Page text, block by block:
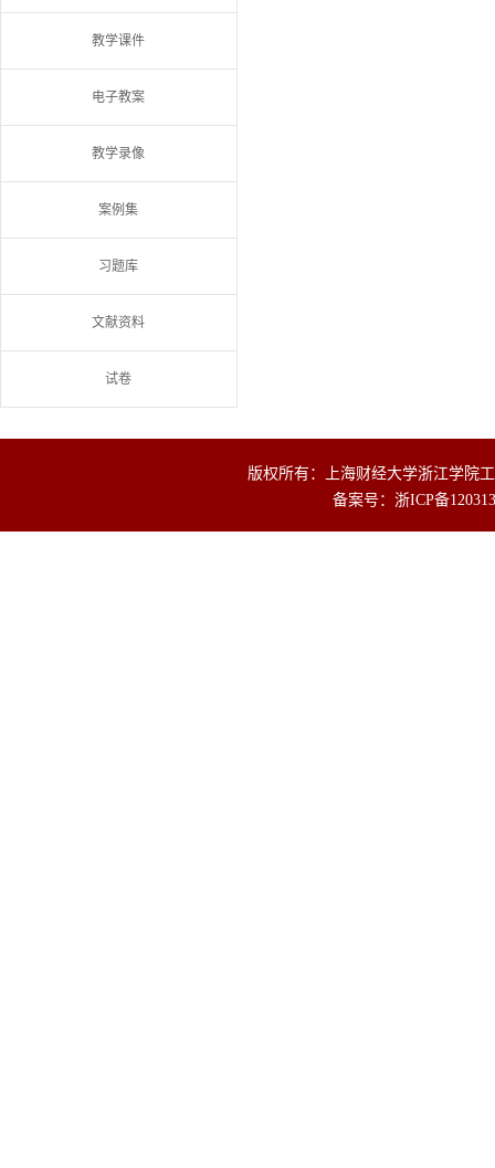
教学课件
电子教案
教学录像
案例集
习题库
文献资料
试卷
版权所有：上海财经大学浙江学院
备案号： 浙ICP备